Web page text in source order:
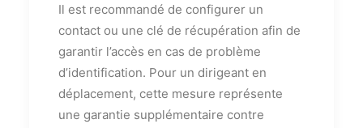
Il est recommandé de configurer un
contact ou une clé de récupération afin de
garantir l’accès en cas de problème
d’identification. Pour un dirigeant en
déplacement, cette mesure représente
une garantie supplémentaire contre